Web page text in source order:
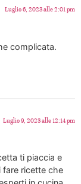
Luglio 6, 2023 alle 2:01 pm
complicata.
Luglio 9, 2023 alle 12:14 pm
ti piaccia e
fare ricette che